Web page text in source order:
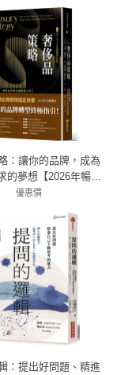
：讓你的品牌，成為
的夢想【2026年暢銷
增訂版】
優惠價
：提出好問題、精進